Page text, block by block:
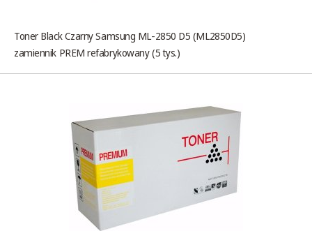
Toner Black Czarny Samsung ML-2850 D5 (ML2850D5)
zamiennik PREM refabrykowany (5 tys.)